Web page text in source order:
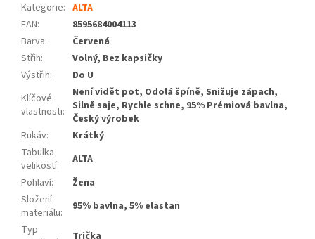
Kategorie: ALTA
EAN:
8595684004113
Barva:
Červená
Střih:
Volný, Bez kapsičky
Výstřih:
Do U
Klíčové
vlastnosti:
Není vidět pot, Odolá špíně, Snižuje zápach,
Silně saje, Rychle schne, 95% Prémiová bavlna,
Český výrobek
Rukáv:
Krátký
Tabulka
velikostí:
ALTA
Pohlaví:
Žena
Složení
materiálu:
95% bavlna, 5% elastan
Typ